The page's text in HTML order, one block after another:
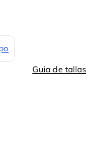
Guia de tallas